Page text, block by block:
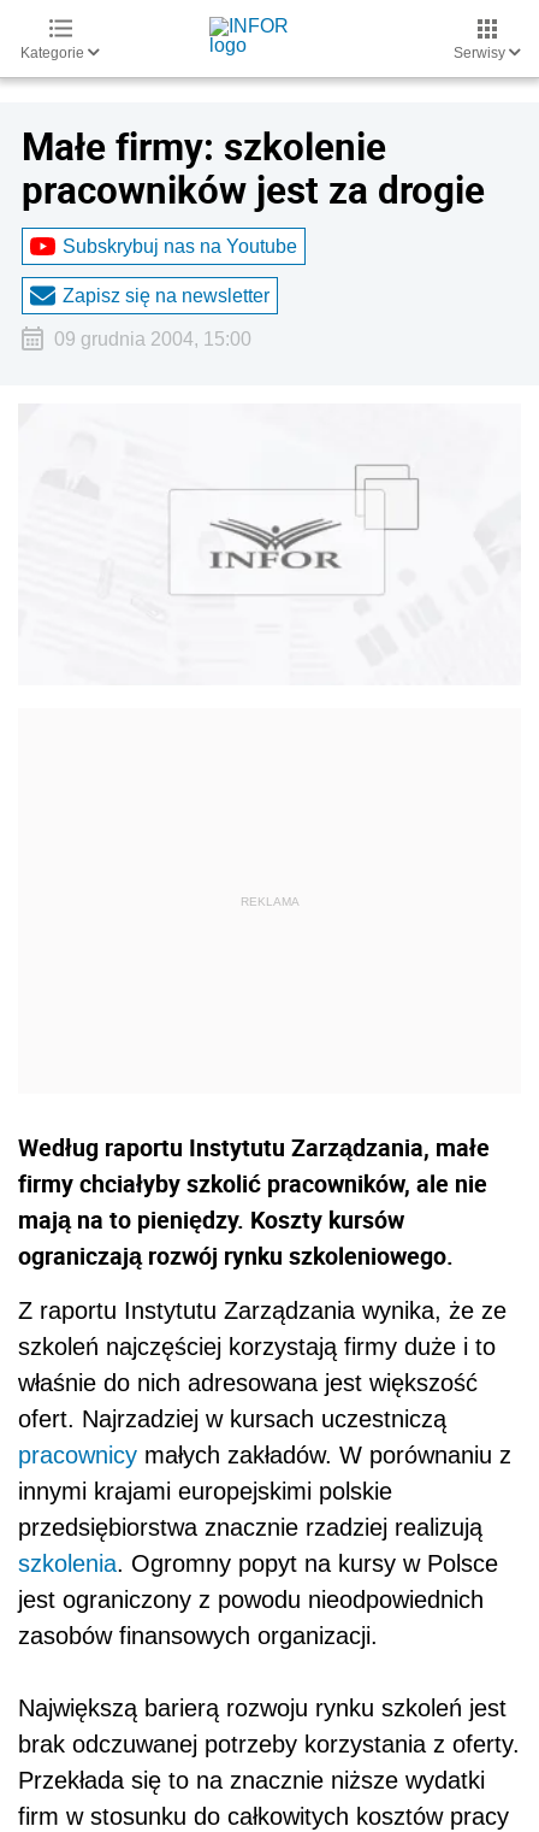
Kategorie Serwisy
Małe firmy: szkolenie
pracowników jest za drogie
Subskrybuj nas na Youtube
Zapisz się na newsletter
09 grudnia 2004, 15:00
Według raportu Instytutu Zarządzania, małe
firmy chciałyby szkolić pracowników, ale nie
mają na to pieniędzy. Koszty kursów
ograniczają rozwój rynku szkoleniowego.
Z raportu Instytutu Zarządzania wynika, że ze
szkoleń najczęściej korzystają firmy duże i to
właśnie do nich adresowana jest większość
ofert. Najrzadziej w kursach uczestniczą
pracownicy małych zakładów. W porównaniu z
innymi krajami europejskimi polskie
przedsiębiorstwa znacznie rzadziej realizują
szkolenia. Ogromny popyt na kursy w Polsce
jest ograniczony z powodu nieodpowiednich
zasobów finansowych organizacji.
Największą barierą rozwoju rynku szkoleń jest
brak odczuwanej potrzeby korzystania z oferty.
Przekłada się to na znacznie niższe wydatki
firm w stosunku do całkowitych kosztów pracy